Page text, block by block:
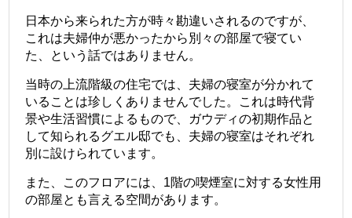
日本から来られた方が時々勘違いされるのですが、
これは夫婦仲が悪かったから別々の部屋で寝てい
た、という話ではありません。
当時の上流階級の住宅では、夫婦の寝室が分かれて
いることは珍しくありませんでした。これは時代背
景や生活習慣によるもので、ガウディの初期作品と
して知られるグエル邸でも、夫婦の寝室はそれぞれ
別に設けられています。
また、このフロアには、1階の喫煙室に対する女性用
の部屋とも言える空間があります。